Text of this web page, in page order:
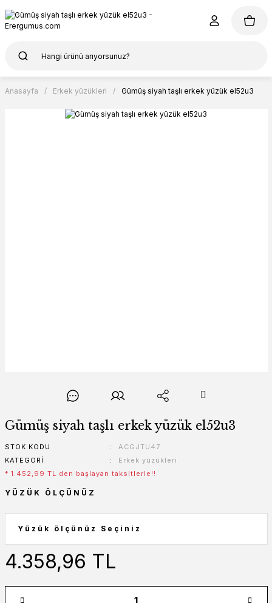
Anasayfa Erkek yüzükleri Gümüş siyah taşlı erkek yüzük el52u3
Gümüş siyah taşlı erkek yüzük el52u3
STOK KODU
ACGJTU47
KATEGORI
Erkek yüzükleri
* 1.452,99 TL den başlayan taksitlerle!!
YÜZÜK ÖLÇÜNÜZ
4.358,96 TL